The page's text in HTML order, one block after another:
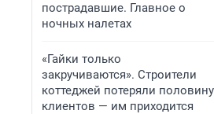
пострадавшие. Главное о
ночных налетах
«Гайки только
закручиваются». Строители
коттеджей потеряли половину
клиентов — им приходится